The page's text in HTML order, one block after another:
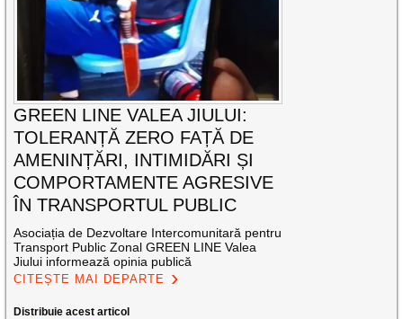
GREEN LINE VALEA JIULUI:
TOLERANȚĂ ZERO FAȚĂ DE
AMENINȚĂRI, INTIMIDĂRI ȘI
COMPORTAMENTE AGRESIVE
ÎN TRANSPORTUL PUBLIC
Asociația de Dezvoltare Intercomunitară pentru
Transport Public Zonal GREEN LINE Valea
Jiului informează opinia publică
CITEȘTE MAI DEPARTE
Distribuie acest articol